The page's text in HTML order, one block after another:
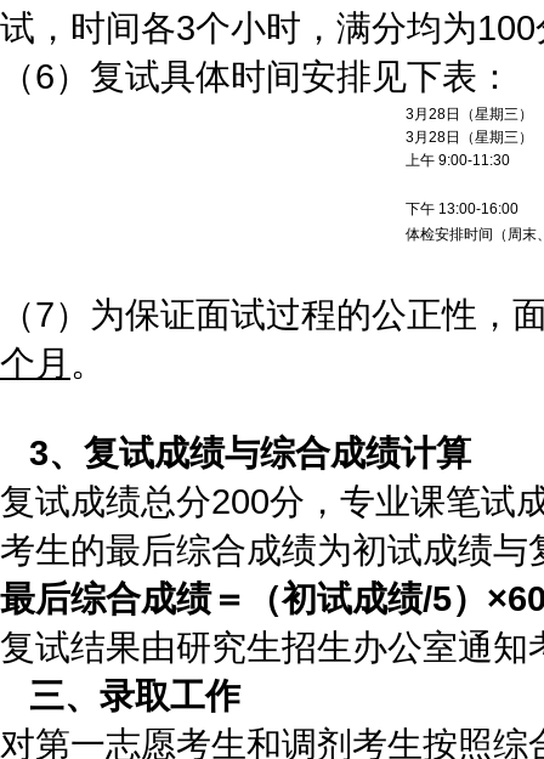
试，时间各3个小时，满分均为
（6）复试具体时间安排见下表：
3月28日（星期三）
3月28日（星期三）
上午 9:00-11:30
下午 13:00-16:00
体检安排时间（周末
（7）为保证面试过程的公正性
个月 。
3、复试成绩与综合成绩计算
复试成绩总分200分，专业课笔试
考生的最后综合成绩为初试成绩与
最后综合成绩＝（初试成绩/5）
复试结果由研究生招生办公室通知
三、录取工作
对第一志愿考生和调剂考生按照